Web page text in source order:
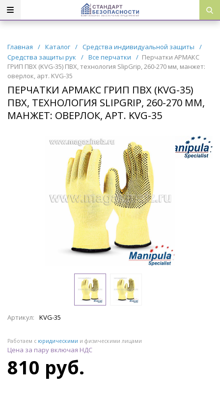
Главная / Каталог / Средства индивидуальной защиты
/
Средства защиты рук
/ Все перчатки / Перчатки АРМАКС
ГРИП ПВХ (KVG-35) ПВХ, технология SlipGrip, 260-270 мм, манжет:
оверлок, арт. KVG-35
ПЕРЧАТКИ АРМАКС ГРИП ПВХ (KVG-35)
ПВХ, ТЕХНОЛОГИЯ SLIPGRIP, 260-270 ММ,
МАНЖЕТ: ОВЕРЛОК, АРТ. KVG-35
Артикул: KVG-35
Работаем с юридическими и физическими лицами
Цена за пару включая НДС
810 руб.